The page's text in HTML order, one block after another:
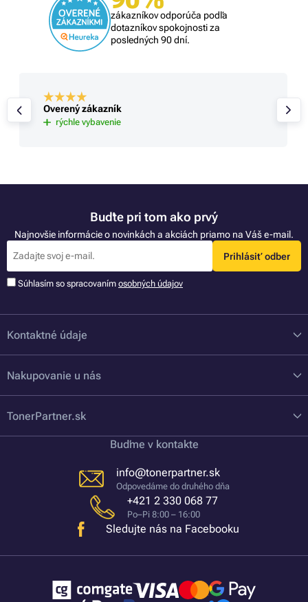
zákazníkov odporúča podľa
dotazníkov spokojnosti za
posledných 90 dní.
Overený zákazník
rýchle vybavenie
Buďte pri tom ako prvý
Najnovšie informácie o novinkách a akciách priamo na Váš e-mail.
Prihlásiť odber
Súhlasím so spracovaním osobných údajov
Kontaktné údaje
Nakupovanie u nás
TonerPartner.sk
Buďme v kontakte
info@tonerpartner.sk
Odpovedáme do druhého dňa
+421 2 330 068 77
Po–Pi 8:00 – 16:00
Sledujte nás na Facebooku